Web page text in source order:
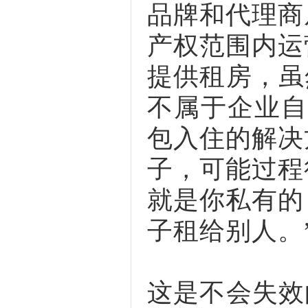
品牌和代理
产权范围内
提供租房，
不属于企业
包入住的解
子，可能过
就是你私有
子租给别人。
这是不会失